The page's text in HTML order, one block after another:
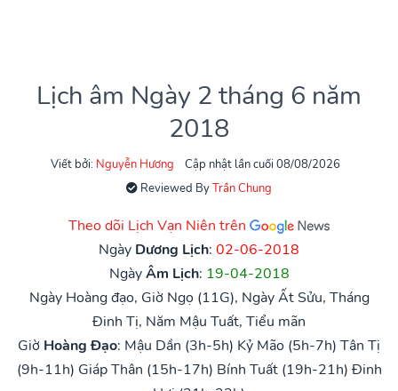
Lịch âm Ngày 2 tháng 6 năm
2018
Viết bởi: Nguyễn Hương
Cập nhật lần cuối 08/08/2026
Reviewed ByTrần Chung
Theo dõi Lịch Vạn Niên trên
Ngày Dương Lịch: 02-06-2018
NgàyÂm Lịch: 19-04-2018
Ngày Hoàng đạo, Giờ Ngọ (11G), Ngày Ất Sửu, Tháng
Đinh Tị, Năm Mậu Tuất, Tiểu mãn
Giờ Hoàng Đạo: Mậu Dần (3h-5h) Kỷ Mão (5h-7h) Tân Tị
(9h-11h) Giáp Thân (15h-17h) Bính Tuất (19h-21h) Đinh